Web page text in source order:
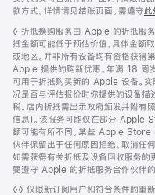
脚
款方式。详情请见结账页面。需遵守此
脚
注
◊ 折抵换购服务由 Apple 的折抵服务
抵金额可能低于预估价值，具体金额
或地区。并非所有设备均有资格获得
Apple 提供的购新优惠。年满 18 周
可用于折抵购买新的 Apple 设备。
况是否与评估报价时你提供的设备描
税。店内折抵需出示政府颁发并附有
信息)。该服务可能仅在部分 Apple
额可能有所不同。某些 Apple Store
伙伴保留出于任何原因拒绝、取消任
如需获得有关折抵及设备回收服务的
要遵守 Apple 的折抵服务合作伙伴的
脚
◊◊ 仅限新订阅用户和符合条件的重